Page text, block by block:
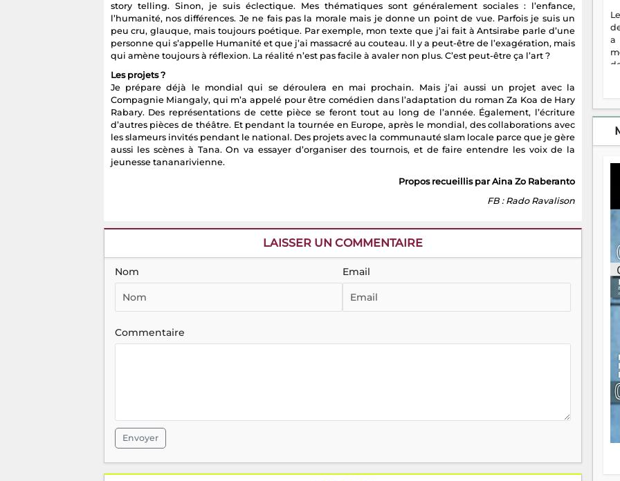
story telling. Sinon, je suis éclectique. Mes thématiques sont généralement sociales : l’enfance,
l’humanité, nos différences. Je ne fais pas la morale mais je donne un point de vue. Parfois je suis un
peu cru, glauque, mais toujours poétique. Par exemple, mon texte que j’ai fait à Antsirabe parle d’une
personne qui s’appelle Humanité et que j’ai massacré au couteau. Il y a peut-être de l’exagération, mais
qui amène toujours à réflexion. La réalité n’est pas facile à avaler non plus. C’est peut-être ça l’art ?
Les projets ?
Je prépare déjà le mondial qui se déroulera en mai prochain. Mais j’ai aussi un projet avec la
Compagnie Miangaly, qui m’a appelé pour être comédien dans l’adaptation du roman Za Koa de Hary
Rabary. Des représentations de cette pièce se feront tout au long de l’année. Également, l’écriture
d’autres pièces de théâtre. Et pendant la tournée en Europe, après le mondial, des collaborations avec
les slameurs invités pendant le national. Des projets avec la communauté slam locale parce que je gère
aussi les scènes à Tana. On va essayer d’organiser des tournois, et de faire entendre les voix de la
jeunesse tananarivienne.
Propos recueillis par Aina Zo Raberanto
FB : Rado Ravalison
LAISSER UN COMMENTAIRE
Nom Email
Commentaire
Envoyer
a